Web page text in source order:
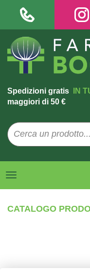
Spedizioni gratis IN
maggiori di 50 €
CATALOGO